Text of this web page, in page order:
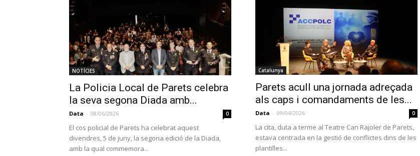
NOTÍCIES
La Policia Local de Parets celebra
la seva segona Diada amb...
Data - 08/06/2026 0
El cos policial de Parets ha celebrat aquest
divendres, 5 de juny, la segona edició de la Diada,
amb la qual commemora...
Catalunya
Parets acull una jornada adreçada
als caps i comandaments de les...
Data - 09/04/2026 0
La cita, duta a terme al Teatre Can Rajoler de Parets,
estava centrada en la gestió de conflictes dins de les
plantilles...